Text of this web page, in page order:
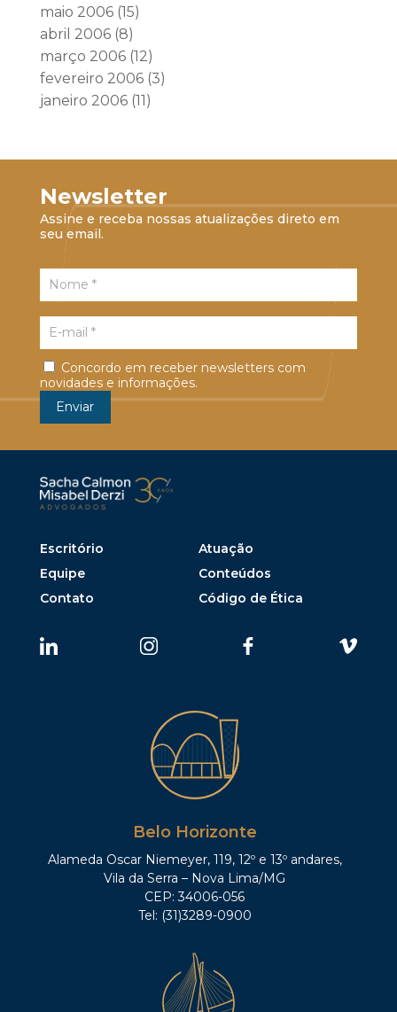
maio 2006(15)
abril 2006(8)
março 2006(12)
fevereiro 2006(3)
janeiro 2006(11)
Newsletter
Assine e receba nossas atualizações direto em
seu email.
Concordo em receber newsletters com
novidades e informações.
Escritório
Atuação
Equipe
Conteúdos
Contato
Código de Ética
Belo Horizonte
Alameda Oscar Niemeyer, 119, 12º e 13º andares,
Vila da Serra – Nova Lima/MG
CEP: 34006-056
Tel: (31)3289-0900